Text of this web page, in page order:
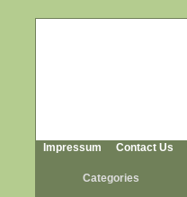
Impressum Contact Us
Categories